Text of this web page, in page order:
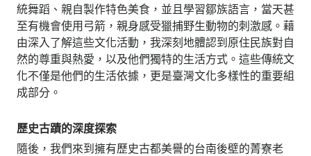
統舞蹈、親自製作特色美食，並且學習鄒族語言，當天甚
至有機會使用弓箭，親身感受獵捕野生動物的刺激感。藉
由深入了解這些文化活動，我深刻地體認到原住民族對自
然的尊重與熱愛，以及他們獨特的生活方式。這些傳統文
化不僅是他們的生活依據，更是臺灣文化多樣性的重要組
成部分。
歷史古蹟的深度探索
隨後，我們來到擁有歷史古都美譽的台南後壁的菁寮老